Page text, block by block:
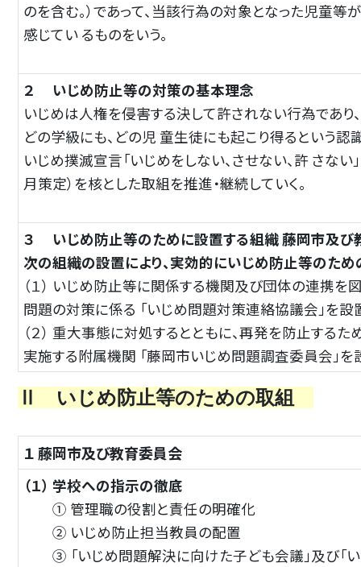
のを含む。）であって、当該行為の対象となった児童等
感じてい るものをいう。
２ いじめ防止等の対策の基本理念
いじめは人権を侵害する決して許されない行為であり
どの学級にも、どの児 童生徒にも起こり得るという認
いじめ撲滅宣言「いじめをしない、させない、許 さない
月策定）を核とした取組を推進・継続していく。
３ いじめ防止等のために設置する組織 藤岡市及び
次の組織の設置により、実効的にいじめ防止等のため
（１） いじめ防止等に関係する機関及び団体の連携を
問題の対策に係る 「いじめ問題対策連絡協議会」を設
（２） 重大事態に対処するとともに、再発を防止するた
実施する附属機関 「藤岡市いじめ問題調査委員会」を
Ⅱ いじめ防止等のための取組
１ 藤岡市及び教育委員会
（１） 学校への指示の徹底
① 管理職の役割と責任の明確化
② いじめ防止担当教員の配置
③ 「いじめ問題解決に向けた子ども会議」及び「